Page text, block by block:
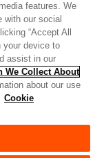
39545
features. We
with our social
“Accept All
your device to
assist in our
We Collect About
about our use
Cookie